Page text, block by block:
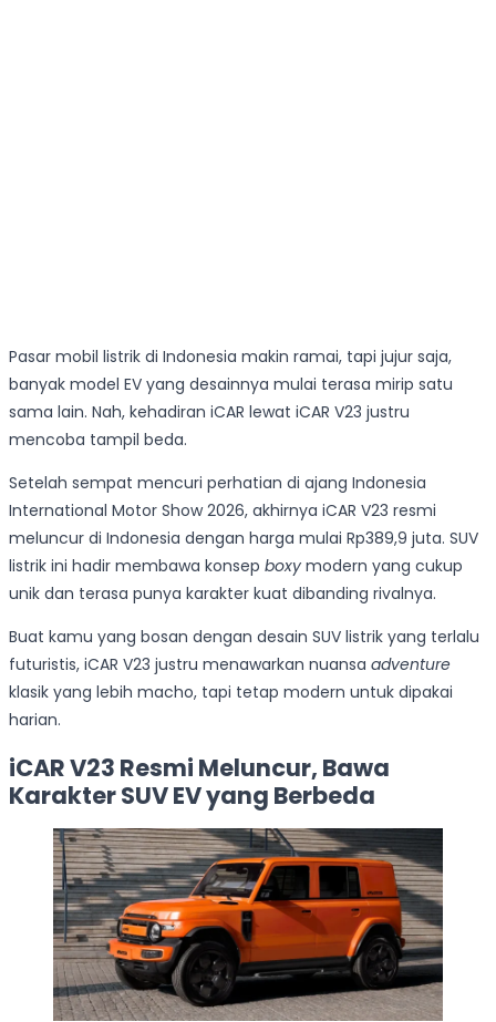
Pasar mobil listrik di Indonesia makin ramai, tapi jujur saja,
banyak model EV yang desainnya mulai terasa mirip satu
sama lain. Nah, kehadiran iCAR lewat iCAR V23 justru
mencoba tampil beda.
Setelah sempat mencuri perhatian di ajang Indonesia
International Motor Show 2026, akhirnya iCAR V23 resmi
meluncur di Indonesia dengan harga mulai Rp389,9 juta. SUV
listrik ini hadir membawa konsep boxy modern yang cukup
unik dan terasa punya karakter kuat dibanding rivalnya.
Buat kamu yang bosan dengan desain SUV listrik yang terlalu
futuristis, iCAR V23 justru menawarkan nuansa adventure
klasik yang lebih macho, tapi tetap modern untuk dipakai
harian.
iCAR V23 Resmi Meluncur, Bawa
Karakter SUV EV yang Berbeda